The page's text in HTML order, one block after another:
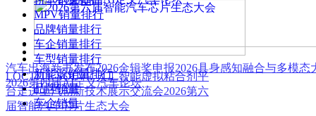
汽车出海新书发布2026金辑奖申报2026具身感知融合与多模态
2026第四届AI定义汽车论坛
LOCTITE SOLVE 人工智能虚拟粘合剂平
台走进上汽创新技术展示交流会2026第六
届智能汽车芯片生态大会
MPV销量排行
品牌销量排行
车企销量排行
车型销量排行
新能源销量排行
品牌销量
车企销量